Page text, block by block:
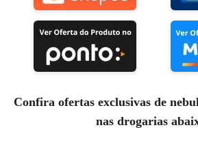
Confira ofertas exclusivas de
nas drogarias